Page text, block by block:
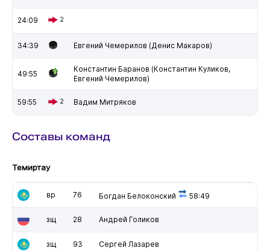
24:09 2
34:39 Евгений Чемерилов (Денис Макаров)
49:55
Константин Баранов (Константин Куликов,
Евгений Чемерилов)
59:55 2 Вадим Митряков
Составы команд
Темиртау
вр 76 Богдан Белоконский 58:49
зщ 28 Андрей Голиков
зщ 93 Сергей Лазарев